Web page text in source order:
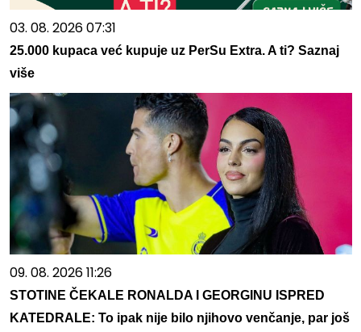
03. 08. 2026 07:31
25.000 kupaca već kupuje uz PerSu Extra. A ti? Saznaj
više
09. 08. 2026 11:26
STOTINE ČEKALE RONALDA I GEORGINU ISPRED
KATEDRALE: To ipak nije bilo njihovo venčanje, par još